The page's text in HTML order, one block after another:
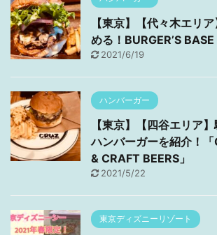
【東京】【代々木エリ
める！BURGER’S BASE
2021/6/19
ハンバーガー
【東京】【四谷エリア
ハンバーガーを紹介！
& CRAFT BEERS」
2021/5/22
東京ディズニーリゾート